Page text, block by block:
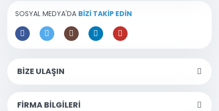
SOSYAL MEDYA'DA BİZİ TAKİP EDİN
BİZE ULAŞIN
FİRMA BİLGİLERİ